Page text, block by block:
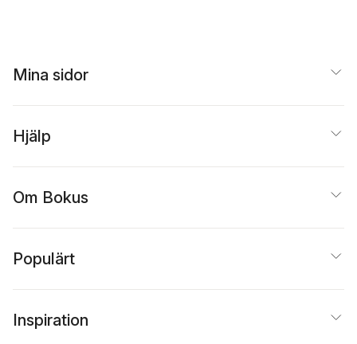
Mina sidor
Hjälp
Om Bokus
Populärt
Inspiration